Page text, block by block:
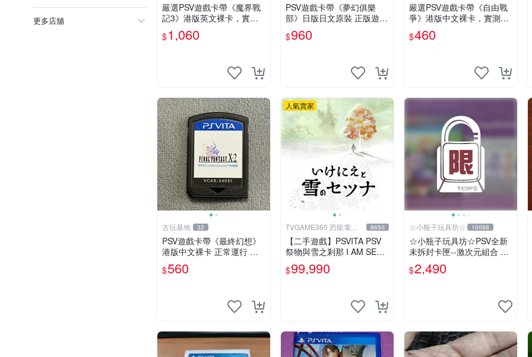
更多店舖
嚴選PSV遊戲卡帶《魔界戰
記3》港版英文裸卡，實測
暢玩無障礙，限索尼PSV機
器運行 psv 港版 魔界戰記3
$1,060
PSV遊戲卡帶《夢幻俱樂
部》日版日文原裝 正版遊戲
成色如圖實況保真 PSV遊戲
日版 PS 測試無誤 美品保證
$960
嚴選PSV遊戲卡帶《自由戰
爭》港版中文裸卡，實測無
誤！僅限Sony PSP機器運
行，其他無法使用。單次購
$460
古玩基地 32
PSV遊戲卡帶《最終幻想》
港版中文裸卡 正常運行 索
尼官方認證 不支持其他品牌
機器 可單次購買多張享優惠
$560
人氣賣家
TVGAME360 恐龍電玩- 8650
【二手遊戲】PSVITA PSV
祭物與雪之剎那 I AM SETS
UN 日文版【台中恐龍電
玩】
$99,990
☆小瓶子玩具坊☆ 10088
☆小瓶子玩具坊☆PSV全新
未拆封卡匣--激次元組合 戰
機少女 VS 殭屍軍團 限定版
(日版)+特典--CD
$2,490